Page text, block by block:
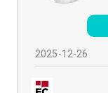
2025-12-26